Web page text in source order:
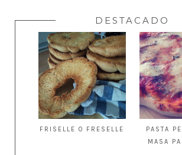
DESTACADO
FRISELLE O FRESELLE
PASTA
MASA